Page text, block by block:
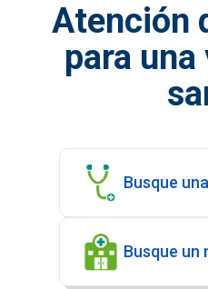
Atención
para
Busque
Busque un